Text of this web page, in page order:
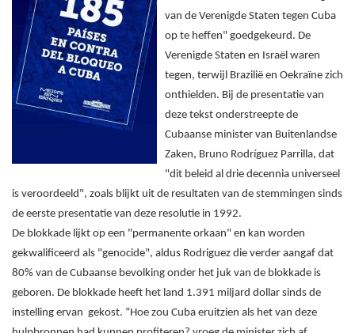
van de Verenigde Staten tegen Cuba
op te heffen" goedgekeurd. De
Verenigde Staten en Israël waren
tegen, terwijl Brazilië en Oekraïne zich
onthielden. Bij de presentatie van
deze tekst onderstreepte de
Cubaanse minister van Buitenlandse
Zaken, Bruno Rodríguez Parrilla, dat
"dit beleid al drie decennia universeel
is veroordeeld", zoals blijkt uit de resultaten van de stemmingen sinds
de eerste presentatie van deze resolutie in 1992.
De blokkade lijkt op een "permanente orkaan" en kan worden
gekwalificeerd als "genocide", aldus Rodriguez die verder aangaf dat
80% van de Cubaanse bevolking onder het juk van de blokkade is
geboren. De blokkade heeft het land 1.391 miljard dollar sinds de
instelling ervan gekost. “Hoe zou Cuba eruitzien als het van deze